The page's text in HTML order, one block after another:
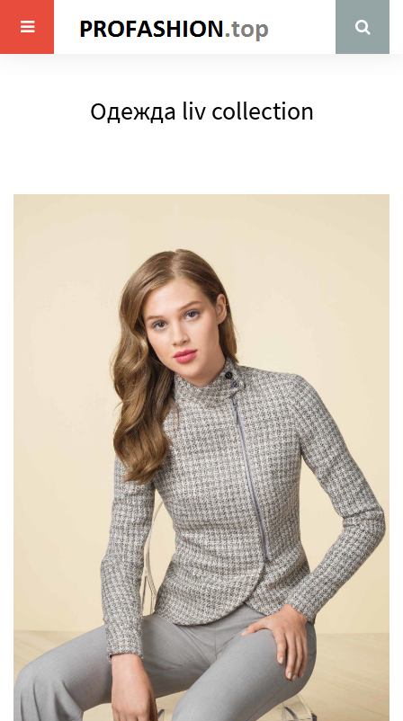
Одежда liv collection